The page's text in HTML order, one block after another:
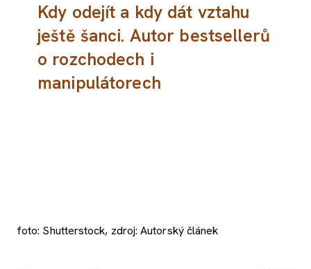
Kdy odejít a kdy dát vztahu
ještě šanci. Autor bestsellerů
o rozchodech i
manipulátorech
foto: Shutterstock, zdroj: Autorský článek